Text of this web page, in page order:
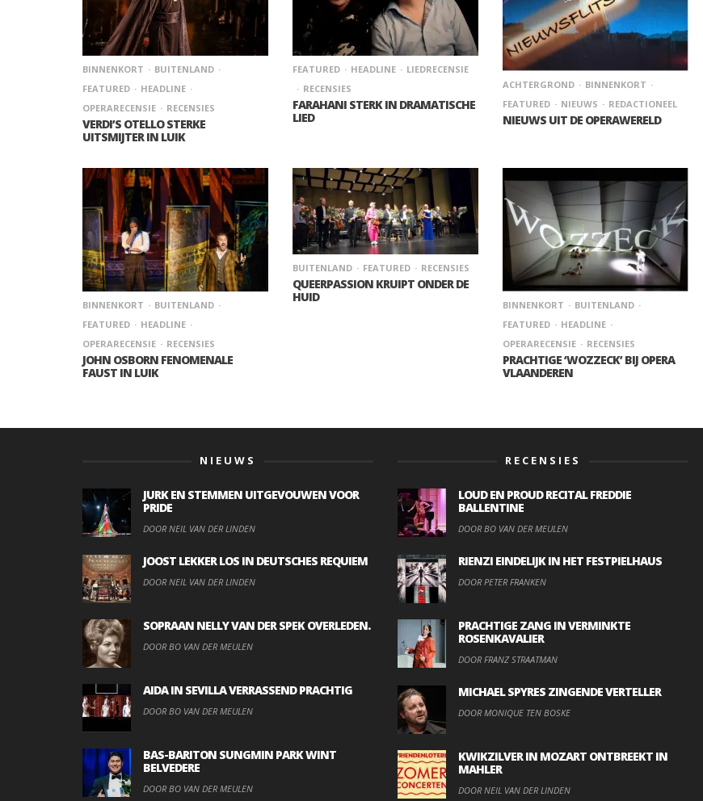
BINNENKORT
BUITENLAND
FEATURED
HEADLINE
OPERARECENSIE
RECENSIES
VERDI’S OTELLO STERKE
UITSMIJTER IN LUIK
FEATURED HEADLINE
LIEDRECENSIE
RECENSIES
FARAHANI STERK IN DRAMATISCHE
LIED
ACHTERGROND
BINNENKORT
FEATURED
NIEUWS REDACTIONEEL
NIEUWS UIT DE OPERAWERELD
BINNENKORT
BUITENLAND
FEATURED
HEADLINE
OPERARECENSIE
RECENSIES
JOHN OSBORN FENOMENALE
FAUST IN LUIK
BUITENLAND FEATURED RECENSIES
QUEERPASSION KRUIPT ONDER DE
HUID
BINNENKORT
BUITENLAND
FEATURED
HEADLINE
OPERARECENSIE
RECENSIES
PRACHTIGE ‘WOZZECK’ BIJ OPERA
VLAANDEREN
NIEUWS
JURK EN STEMMEN UITGEVOUWEN VOOR
PRIDE
DOOR NEIL VAN DER LINDEN
JOOST LEKKER LOS IN DEUTSCHES REQUIEM
DOOR NEIL VAN DER LINDEN
SOPRAAN NELLY VAN DER SPEK OVERLEDEN.
DOOR BO VAN DER MEULEN
AIDA IN SEVILLA VERRASSEND PRACHTIG
DOOR BO VAN DER MEULEN
BAS-BARITON SUNGMIN PARK WINT
BELVEDERE
DOOR BO VAN DER MEULEN
RECENSIES
LOUD EN PROUD RECITAL FREDDIE
BALLENTINE
DOOR BO VAN DER MEULEN
RIENZI EINDELIJK IN HET FESTPIELHAUS
DOOR PETER FRANKEN
PRACHTIGE ZANG IN VERMINKTE
ROSENKAVALIER
DOOR FRANZ STRAATMAN
MICHAEL SPYRES ZINGENDE VERTELLER
DOOR MONIQUE TEN BOSKE
KWIKZILVER IN MOZART ONTBREEKT IN
MAHLER
DOOR NEIL VAN DER LINDEN